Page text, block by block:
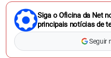
Siga o Oficina da Net
principais notícias de
Seguir